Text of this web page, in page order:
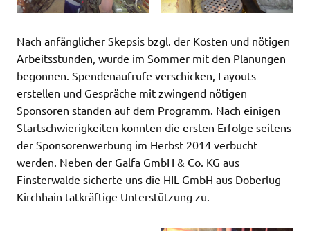
Nach anfänglicher Skepsis bzgl. der Kosten und nötigen
Arbeitsstunden, wurde im Sommer mit den Planungen
begonnen. Spendenaufrufe verschicken, Layouts
erstellen und Gespräche mit zwingend nötigen
Sponsoren standen auf dem Programm. Nach einigen
Startschwierigkeiten konnten die ersten Erfolge seitens
der Sponsorenwerbung im Herbst 2014 verbucht
werden. Neben der Galfa GmbH & Co. KG aus
Finsterwalde sicherte uns die HIL GmbH aus Doberlug-
Kirchhain tatkräftige Unterstützung zu.